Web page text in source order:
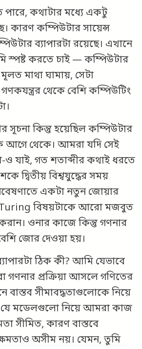
পারে, কথাটার মধ্যে একটু
কারণ কম্পিউটার সায়েন্স
ব্যাপারটা রয়েছে। এখানে
স্পষ্ট করতে চাই — কম্পিউটার
মূলত মাথা ঘামায়, সেটা
থেকে বেশি কম্পিউটিং
সূচনা কিন্তু হয়েছিল কম্পিউটার
আগে থেকে। আমরা যদি সেই
ও যাই, গত শতাব্দীর কথাই ধরতে
দ্বিতীয় বিশ্বযুদ্ধের সময়
একটা নতুন জোয়ার
বিষয়টাকে আরো মজবুত
ওনার কাজে কিন্তু গণনার
জোর দেওয়া হয়।
ঠিক কী? আমি যেভাবে
গণনার প্রক্রিয়া আসলে গণিতের
বাস্তব সীমাবদ্ধতাগুলোকে নিয়ে
যে মডেলগুলো নিয়ে আমরা কাজ
সীমিত, কারণ বাস্তবে
অসীম নয়। যেমন, তুমি